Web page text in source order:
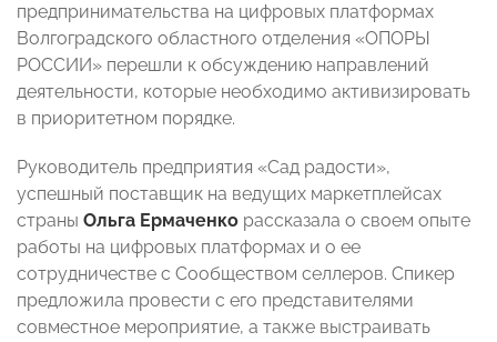
предпринимательства на цифровых платформах
Волгоградского областного отделения «ОПОРЫ
РОССИИ» перешли к обсуждению направлений
деятельности, которые необходимо активизировать
в приоритетном порядке.
Руководитель предприятия «Сад радости»,
успешный поставщик на ведущих маркетплейсах
страны Ольга Ермаченко рассказала о своем опыте
работы на цифровых платформах и о ее
сотрудничестве с Сообществом селлеров. Спикер
предложила провести с его представителями
совместное мероприятие, а также выстраивать